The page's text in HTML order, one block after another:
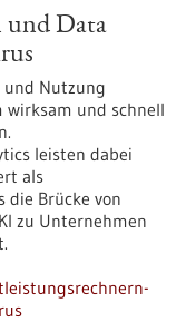
und Data
und Nutzung
wirksam und schnell
leisten dabei
als
die Brücke von
zu Unternehmen